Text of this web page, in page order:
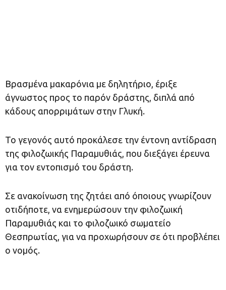
Βρασμένα μακαρόνια με δηλητήριο, έριξε
άγνωστος προς το παρόν δράστης, διπλά από
κάδους απορριμάτων στην Γλυκή.
Το γεγονός αυτό προκάλεσε την έντονη αντίδραση
της φιλοζωικής Παραμυθιάς, που διεξάγει έρευνα
για τον εντοπισμό του δράστη.
Σε ανακοίνωση της ζητάει από όποιους γνωρίζουν
οτιδήποτε, να ενημερώσουν την φιλοζωική
Παραμυθιάς και το φιλοζωικό σωματείο
Θεσπρωτίας, για να προχωρήσουν σε ότι προβλέπει
ο νομός.